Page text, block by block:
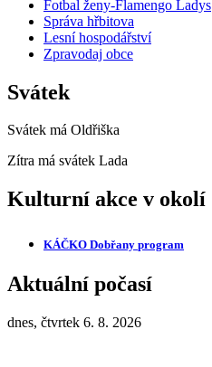
Fotbal ženy-Flamengo Ladys
Správa hřbitova
Lesní hospodářství
Zpravodaj obce
Svátek
Svátek má Oldřiška
Zítra má svátek Lada
Kulturní akce v okolí
KÁČKO Dobřany program
Aktuální počasí
dnes, čtvrtek 6. 8. 2026